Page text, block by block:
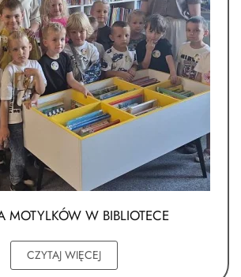
MOTYLKÓW W BIBLIOTECE
CZYTAJ WIĘCEJ